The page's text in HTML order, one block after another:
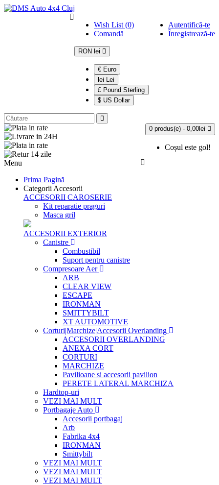
Autentifică-te
Înregistrează-te
Wish List (0)
Comandă
RON lei
€ Euro
lei Lei
£ Pound Sterling
$ US Dollar
0 produs(e) - 0,00lei
Coșul este gol!
Menu
Prima Pagină
Categorii Accesorii
ACCESORII CAROSERIE
Kit reparatie praguri
Masca gril
ACCESORII EXTERIOR
Canistre
Combustibil
Suport pentru canistre
Compresoare Aer
ARB
CLEAR VIEW
ESCAPE
IRONMAN
SMITTYBILT
XT AUTOMOTIVE
Corturi|Marchize|Accesorii Overlanding
ACCESORII OVERLANDING
ANEXA CORT
CORTURI
MARCHIZE
Pavilioane si accesorii pavilion
PERETE LATERAL MARCHIZA
Hardtop-uri
VEZI MAI MULT
Portbagaje Auto
Accesorii portbagaj
Arb
Fabrika 4x4
IRONMAN
Smittybilt
VEZI MAI MULT
VEZI MAI MULT
VEZI MAI MULT